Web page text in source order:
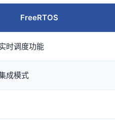
FreeRTOS
时调度功能
成模式